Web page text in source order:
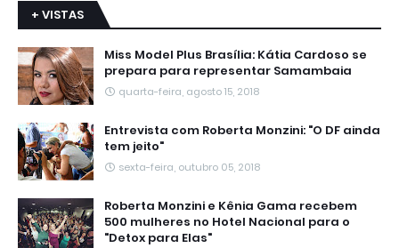
+ VISTAS
Miss Model Plus Brasília: Kátia Cardoso se
prepara para representar Samambaia
quarta-feira, agosto 15, 2018
Entrevista com Roberta Monzini: "O DF ainda
tem jeito"
sexta-feira, outubro 05, 2018
Roberta Monzini e Kênia Gama recebem
500 mulheres no Hotel Nacional para o
"Detox para Elas"